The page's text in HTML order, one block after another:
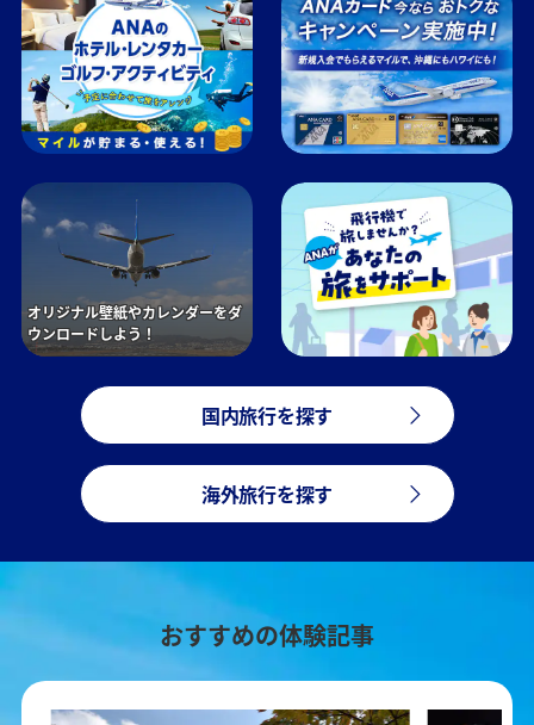
オリジナル壁紙やカレンダーをダ
ウンロードしよう！
国内旅行を探す
海外旅行を探す
おすすめの体験記事